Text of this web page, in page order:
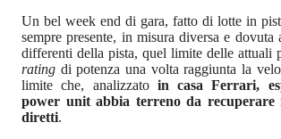
Un bel week end di gara, fatto di lotte in
sempre presente, in misura diversa e dovuta
differenti della pista, quel limite delle attuali
rating di potenza una volta raggiunta la
limite che, analizzatoin casa Ferrari,
power unit abbia terreno da
diretti.